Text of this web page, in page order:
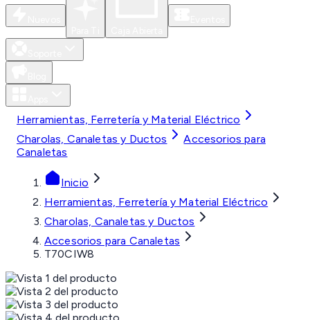
Herramientas, Ferretería y Material Eléctrico
Charolas, Canaletas y Ductos
Accesorios para
Canaletas
Inicio
Herramientas, Ferretería y Material Eléctrico
Charolas, Canaletas y Ductos
Accesorios para Canaletas
T70CIW8